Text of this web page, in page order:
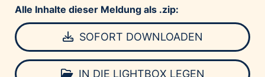
Alle Inhalte dieser Meldung als .zip:
SOFORT DOWNLOADEN
IN DIE LIGHTBOX LEGEN